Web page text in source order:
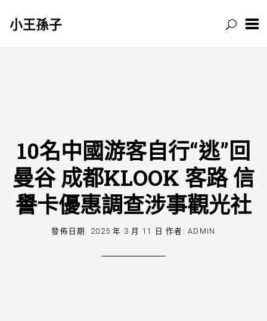
小王孫子
10名中國游客自行“逃”回
曼谷 成都KLOOK 客路 信
譽卡優惠調查涉事觀光社
發佈日期: 2025 年 3 月 11 日 作者:ADMIN